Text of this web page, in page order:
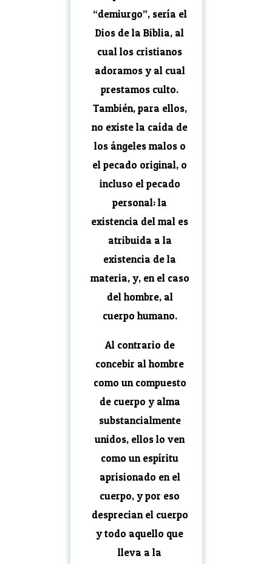
“demiurgo”, sería el
Dios de la Biblia, al
cual los cristianos
adoramos y al cual
prestamos culto.
También, para ellos,
no existe la caída de
los ángeles malos o
el pecado original, o
incluso el pecado
personal: la
existencia del mal es
atribuida a la
existencia de la
materia, y, en el caso
del hombre, al
cuerpo humano.
Al contrario de
concebir al hombre
como un compuesto
de cuerpo y alma
substancialmente
unidos, ellos lo ven
como un espíritu
aprisionado en el
cuerpo, y por eso
desprecian el cuerpo
y todo aquello que
lleva a la